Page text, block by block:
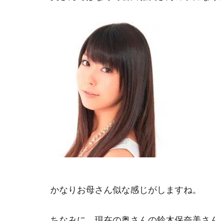
かなりお母さん似な感じがしますね。